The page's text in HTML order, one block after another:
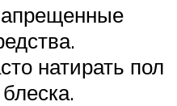
натирать пол